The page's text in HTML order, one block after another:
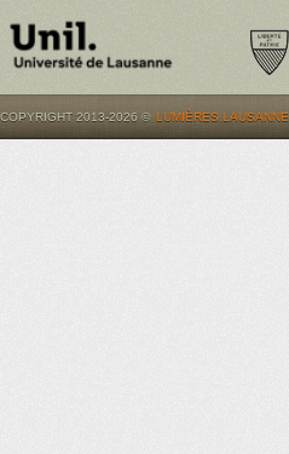
COPYRIGHT 2013-2026 © LUMIÈRES.LAUSANNE